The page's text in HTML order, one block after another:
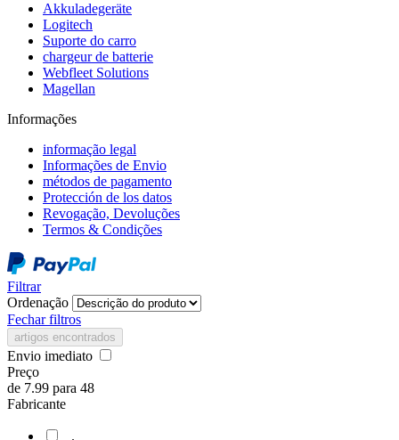
Akkuladegeräte
Logitech
Suporte do carro
chargeur de batterie
Webfleet Solutions
Magellan
Informações
informação legal
Informações de Envio
métodos de pagamento
Protección de los datos
Revogação, Devoluções
Termos & Condições
Filtrar
Ordenação
Fechar filtros
artigos encontrados
Envio imediato
Preço
de 7.99 para 48
Fabricante
.